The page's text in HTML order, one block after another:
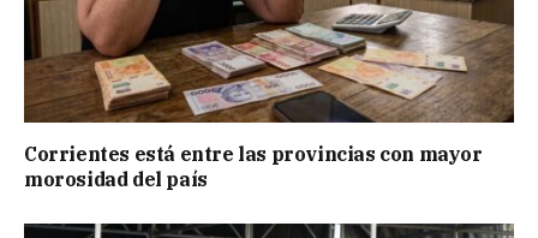
Corrientes está entre las provincias con mayor
morosidad del país